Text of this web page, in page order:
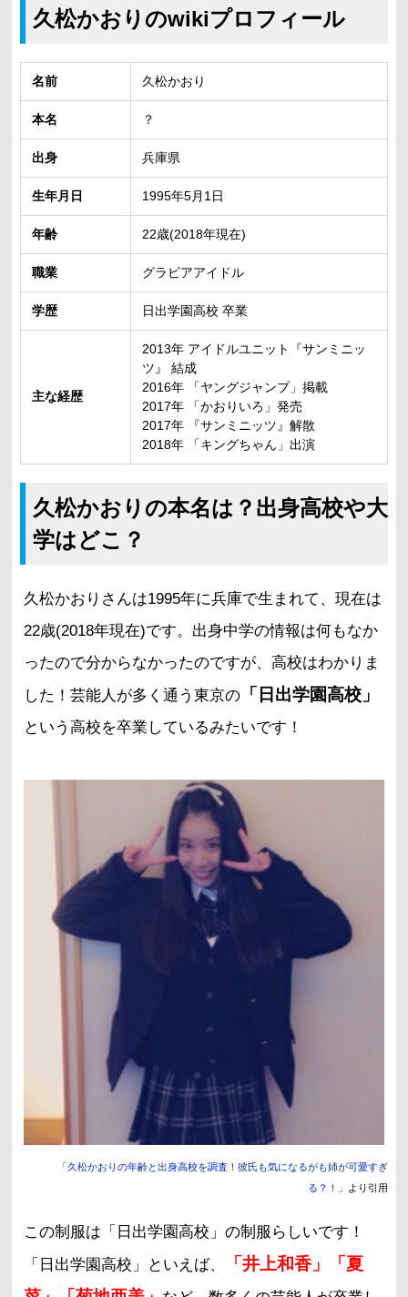
久松かおりのwikiプロフィール
名前 久松かおり
本名 ？
出身 兵庫県
生年月日 1995年5月1日
年齢 22歳(2018年現在)
職業 グラビアアイドル
学歴 日出学園高校 卒業
主な経歴
2013年 アイドルユニット『サンミニッ
ツ』 結成
2016年 「ヤングジャンプ」掲載
2017年 「かおりいろ」発売
2017年 『サンミニッツ』解散
2018年 「キングちゃん」出演
久松かおりの本名は？出身高校や大
学はどこ？
久松かおりさんは1995年に兵庫で生まれて、現在は
22歳(2018年現在)です。出身中学の情報は何もなか
ったので分からなかったのですが、高校はわかりま
した！芸能人が多く通う東京の「日出学園高校」
という高校を卒業しているみたいです！
「久松かおりの年齢と出身高校を調査！彼氏も気になるがも姉が可愛すぎ
る？！」
より引用
この制服は「日出学園高校」の制服らしいです！
「日出学園高校」といえば、
「井上和香」「夏